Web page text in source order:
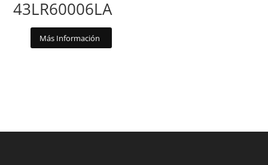
43LR60006LA
Más Información